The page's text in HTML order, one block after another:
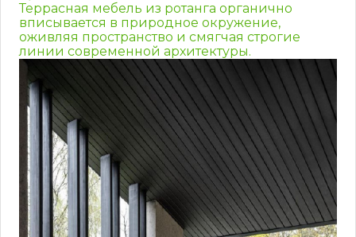
Террасная мебель из ротанга органично
вписывается в природное окружение,
оживляя пространство и смягчая строгие
линии современной архитектуры.